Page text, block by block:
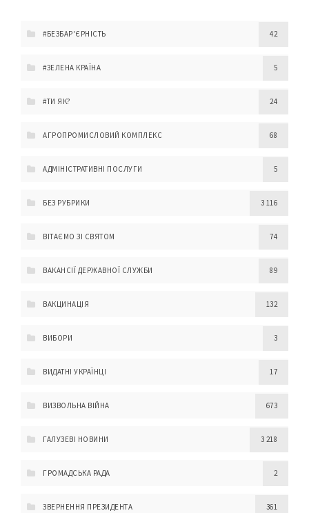
#БЕЗБАР'ЄРНІСТЬ 42
#ЗЕЛЕНА КРАЇНА 5
#ТИ ЯК? 24
АГРОПРОМИСЛОВИЙ КОМПЛЕКС 68
АДМІНІСТРАТИВНІ ПОСЛУГИ 5
БЕЗ РУБРИКИ 3 116
ВІТАЄМО ЗІ СВЯТОМ 74
ВАКАНСІЇ ДЕРЖАВНОЇ СЛУЖБИ 89
ВАКЦИНАЦІЯ 132
ВИБОРИ 3
ВИДАТНІ УКРАЇНЦІ 17
ВИЗВОЛЬНА ВІЙНА 673
ГАЛУЗЕВІ НОВИНИ 3 218
ГРОМАДСЬКА РАДА 2
ЗВЕРНЕННЯ ПРЕЗИДЕНТА 361